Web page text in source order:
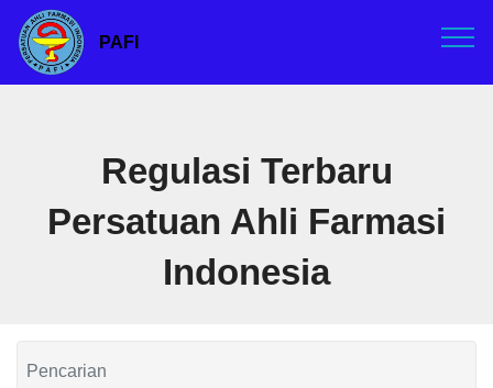
PAFI
Regulasi Terbaru
Persatuan Ahli Farmasi
Indonesia